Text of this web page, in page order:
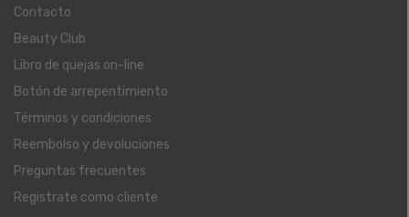
Contacto
Beauty Club
Libro de quejas on-line
Botón de arrepentimiento
Términos y condiciones
Reembolso y devoluciones
Preguntas frecuentes
Registrate como cliente